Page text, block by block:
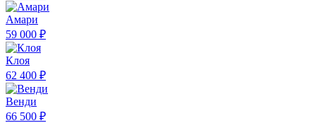
Амари
59 000 ₽
Клоя
62 400 ₽
Венди
66 500 ₽